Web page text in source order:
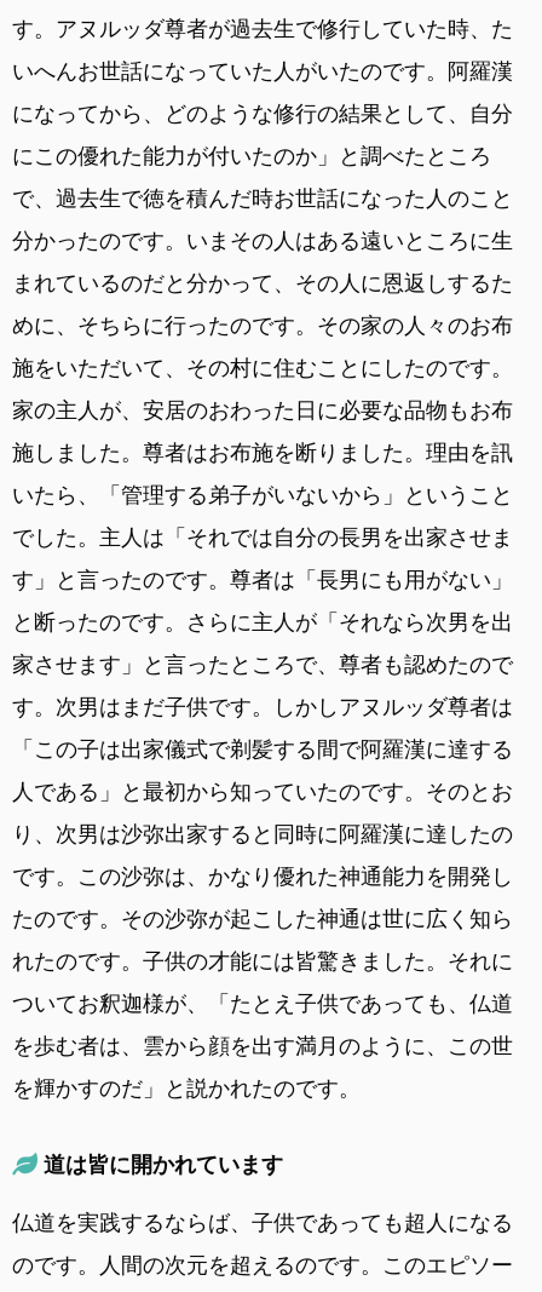
す。アヌルッダ尊者が過去生で修行していた時、た
いへんお世話になっていた人がいたのです。阿羅漢
になってから、どのような修行の結果として、自分
にこの優れた能力が付いたのか」と調べたところ
で、過去生で徳を積んだ時お世話になった人のこと
分かったのです。いまその人はある遠いところに生
まれているのだと分かって、その人に恩返しするた
めに、そちらに行ったのです。その家の人々のお布
施をいただいて、その村に住むことにしたのです。
家の主人が、安居のおわった日に必要な品物もお布
施しました。尊者はお布施を断りました。理由を訊
いたら、「管理する弟子がいないから」ということ
でした。主人は「それでは自分の長男を出家させま
す」と言ったのです。尊者は「長男にも用がない」
と断ったのです。さらに主人が「それなら次男を出
家させます」と言ったところで、尊者も認めたので
す。次男はまだ子供です。しかしアヌルッダ尊者は
「この子は出家儀式で剃髪する間で阿羅漢に達する
人である」と最初から知っていたのです。そのとお
り、次男は沙弥出家すると同時に阿羅漢に達したの
です。この沙弥は、かなり優れた神通能力を開発し
たのです。その沙弥が起こした神通は世に広く知ら
れたのです。子供の才能には皆驚きました。それに
ついてお釈迦様が、「たとえ子供であっても、仏道
を歩む者は、雲から顔を出す満月のように、この世
を輝かすのだ」と説かれたのです。
道は皆に開かれています
仏道を実践するならば、子供であっても超人になる
のです。人間の次元を超えるのです。このエピソー